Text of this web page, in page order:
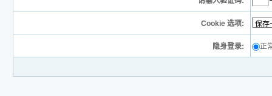
Cookie 选项:
隐身登录: 正